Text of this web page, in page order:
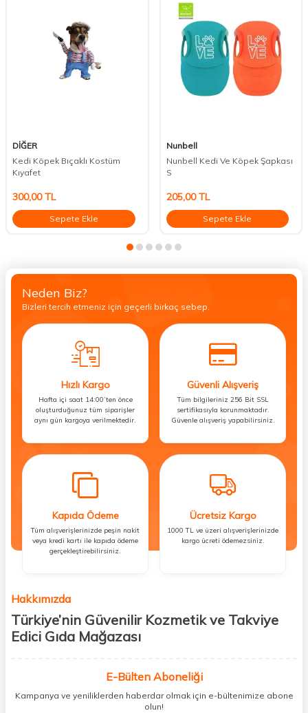
DİĞER
Kedi Köpek Bıçaklı Kostüm
Kıyafet
300,00TL
Sepete Ekle
Nunbell
Nunbell Kedi Ve Köpek Şapkası
S
205,00TL
Sepete Ekle
Neden Biz?
Bizleri tercih etmeniz için geçerli birkaç sebep.
Hızlı Kargo
Hafta içi saat 14:00’ten önce
oluşturduğunuz tüm siparişler
aynı gün kargoya verilmektedir.
Güvenli Alışveriş
Tüm bilgileriniz 256 Bit SSL
sertifikasıyla korunmaktadır.
Güvenle alışveriş yapabilirsiniz.
Kapıda Ödeme
Tüm alışverişlerinizde peşin nakit
veya kredi kartı ile kapıda ödeme
gerçekleştirebilirsiniz.
Ücretsiz Kargo
1000 TL ve üzeri alışverişlerinizde
kargo ücreti ödemezsiniz.
Hakkımızda
Türkiye’nin Güvenilir Kozmetik ve Takviye
Edici Gıda Mağazası
kişisel bakım hem de takviye edici gıda ürünlerini sizlerle
buluşturuyoruz. Artık mağaza mağaza dolaşmanıza gerek yok;
ihtiyacınız olan her şeyi tek bir çatı altında topluyor ve kapınıza kadar
E-Bülten Aboneliği
Kampanya ve yeniliklerden haberdar olmak için e-bültenimize abone
olun!